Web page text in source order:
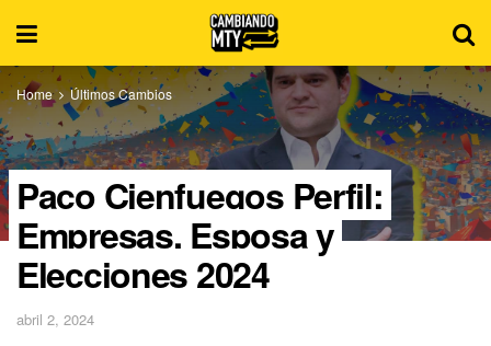
Home Últimos Cambios
Paco Cienfuegos Perfil:
Empresas, Esposa y
Elecciones 2024
abril 2, 2024